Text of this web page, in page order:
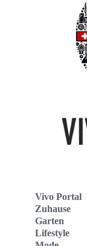
Vivo Portal
Zuhause
Garten
Lifestyle